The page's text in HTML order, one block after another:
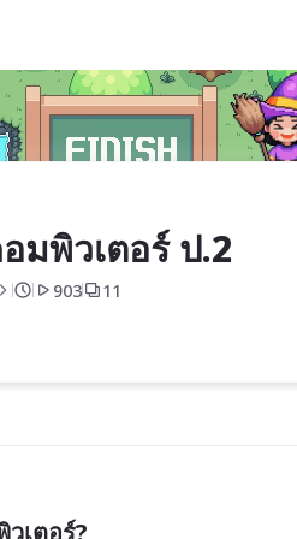
มพิวเตอร์ ป.2
903 11
เตอร์?